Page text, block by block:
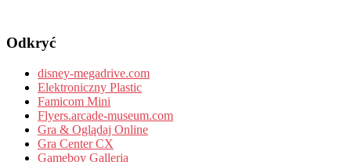
Odkryć
disney-megadrive.com
Elektroniczny Plastic
Famicom Mini
Flyers.arcade-museum.com
Gra & Oglądaj Online
Gra Center CX
Gameboy Galleria